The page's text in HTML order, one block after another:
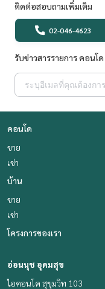
ติดต่อสอบถามเพิ่มเติม
02-046-4623
รับข่าวสารรายการ คอนโ
คอนโด
ขาย
เช่า
บ้าน
ขาย
เช่า
โครงการของเรา
อ่อนนุช อุดมสุข
ไอคอนโด สุขุมวิท 103